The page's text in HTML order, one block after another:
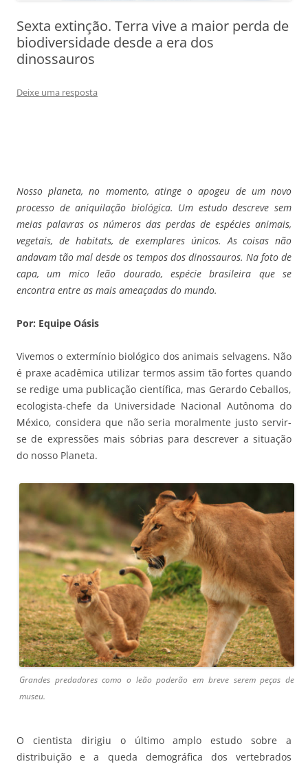
Sexta extinção. Terra vive a maior perda de
biodiversidade desde a era dos
dinossauros
Deixe uma resposta
Nosso planeta, no momento, atinge o apogeu de um novo
processo de aniquilação biológica. Um estudo descreve sem
meias palavras os números das perdas de espécies animais,
vegetais, de habitats, de exemplares únicos. As coisas não
andavam tão mal desde os tempos dos dinossauros. Na foto de
capa, um mico leão dourado, espécie brasileira que se
encontra entre as mais ameaçadas do mundo.
Por: Equipe Oásis
Vivemos o extermínio biológico dos animais selvagens. Não
é praxe acadêmica utilizar termos assim tão fortes quando
se redige uma publicação científica, mas Gerardo Ceballos,
ecologista-chefe da Universidade Nacional Autônoma do
México, considera que não seria moralmente justo servir-
se de expressões mais sóbrias para descrever a situação
do nosso Planeta.
Grandes predadores como o leão poderão em breve serem peças de
museu.
O cientista dirigiu o último amplo estudo sobre a
distribuição e a queda demográfica dos vertebrados